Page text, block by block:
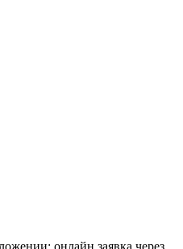
онлайн заявка через